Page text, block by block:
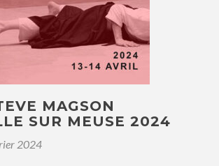
MAGSON
SUR MEUSE 2024
2024